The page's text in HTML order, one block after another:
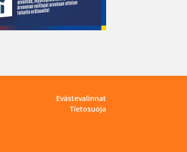
Evästevalinnat
Tietosuoja